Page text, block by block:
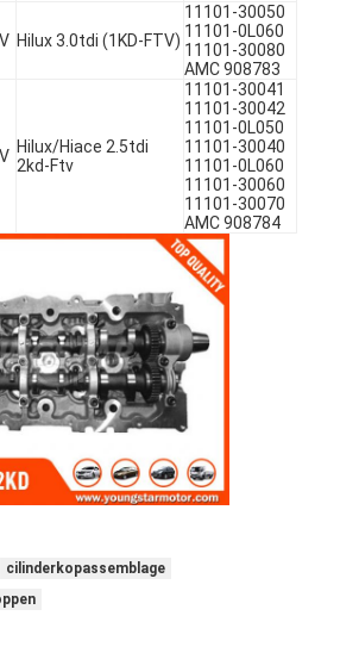
Hilux 3.0tdi (1KD-FTV)
11101-30050
11101-0L060
11101-30080
AMC 908783
Hilux/Hiace 2.5tdi
2kd-Ftv
11101-30041
11101-30042
11101-0L050
11101-30040
11101-0L060
11101-30060
11101-30070
AMC 908784
cilinderkopassemblage